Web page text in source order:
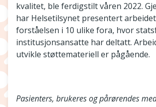
kvalitet, ble ferdigstilt våren 2022.
har Helsetilsynet presentert
forståelsen i 10 ulike fora, hvor
institusjonsansatte har deltatt.
utvikle støttemateriell er pågående.
Pasienters, brukeres og pårørendes